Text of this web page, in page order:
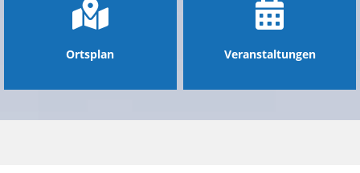
Ortsplan Veranstaltungen